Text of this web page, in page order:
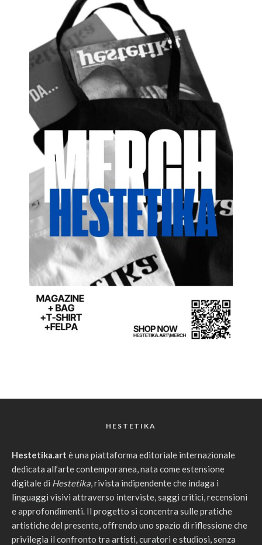
HESTETIKA
Hestetika.art è una piattaforma editoriale internazionale
dedicata all’arte contemporanea, nata come estensione
digitale di Hestetika, rivista indipendente che indaga i
linguaggi visivi attraverso interviste, saggi critici, recensioni
e approfondimenti. Il progetto si concentra sulle pratiche
artistiche del presente, offrendo uno spazio di riflessione che
privilegia il confronto tra artisti, curatori e studiosi, senza